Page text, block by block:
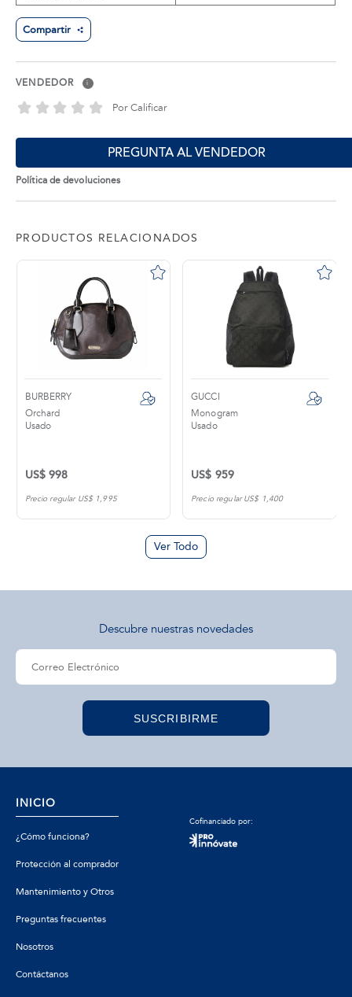
Compartir
VENDEDOR i
Por Calificar
PREGUNTA AL VENDEDOR
Política de devoluciones
PRODUCTOS RELACIONADOS
BURBERRY
Orchard
Usado
US$ 998
Precio regular US$ 1,995
GUCCI
Monogram
Usado
US$ 959
Precio regular US$ 1,400
Ver Todo
Descubre nuestras novedades
SUSCRIBIRME
INICIO
¿Cómo funciona?
Protección al comprador
Mantenimiento y Otros
Preguntas frecuentes
Nosotros
Contáctanos
Cofinanciado por: